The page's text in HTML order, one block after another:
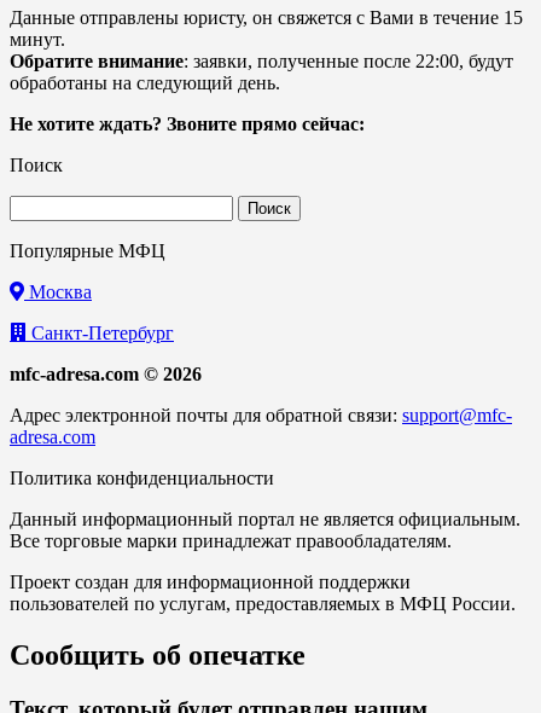
Данные отправлены юристу, он свяжется с Вами в течение 15
минут.
Обратите внимание: заявки, полученные после 22:00, будут
обработаны на следующий день.
Не хотите ждать? Звоните прямо сейчас:
Поиск
Популярные МФЦ
Москва
Санкт-Петербург
mfc-adresa.com © 2026
Адрес электронной почты для обратной связи: support@mfc-
adresa.com
Политика конфиденциальности
Данный информационный портал не является официальным.
Все торговые марки принадлежат правообладателям.
Проект создан для информационной поддержки
пользователей по услугам, предоставляемых в МФЦ России.
Сообщить об опечатке